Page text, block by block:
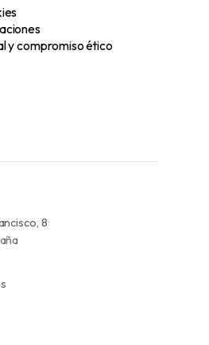
y compromiso ético
8